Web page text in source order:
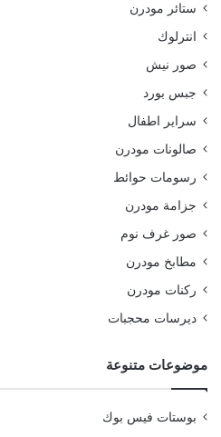
ستائر مودرن
انترلوك
صور نيش
جبس بورد
سراير اطفال
صالونات مودرن
رسومات حوائط
جزامة مودرن
صور غرف نوم
مطابخ مودرن
ركنات مودرن
ديرسات محجبات
موضوعات متنوعة
بوستات فيس بوك